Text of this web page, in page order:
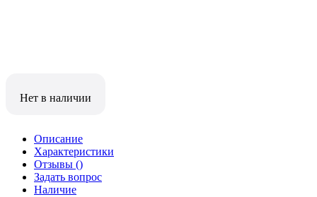
Нет в наличии
Описание
Характеристики
Отзывы ()
Задать вопрос
Наличие